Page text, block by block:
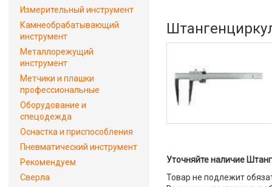
Уточняйте наличие
Товар не подлежит
Измерительный инструмент
Камнеобрабатывающий
инструмент
Металлорежущий
инструмент
Метчики и плашки
профессиональные
Оборудование и
спецодежда
Оснастка и приспособления
Пневматический инструмент
Рекомендуем
Сверла